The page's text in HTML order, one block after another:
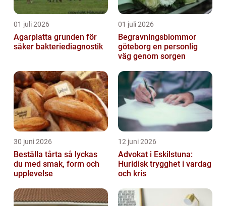
01 juli 2026
Agarplatta grunden för
säker bakteriediagnostik
01 juli 2026
Begravningsblommor
göteborg en personlig
väg genom sorgen
30 juni 2026
Beställa tårta så lyckas
du med smak, form och
upplevelse
12 juni 2026
Advokat i Eskilstuna:
Huridisk trygghet i vardag
och kris